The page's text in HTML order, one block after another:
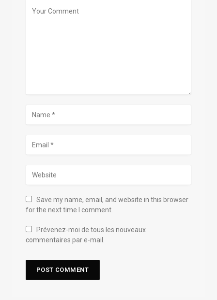
Save my name, email, and website in this browser
for the next time I comment.
Prévenez-moi de tous les nouveaux
commentaires par e-mail.